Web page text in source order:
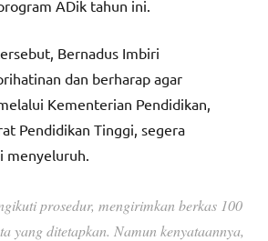
ADik tahun ini.
Bernadus Imbiri
dan berharap agar
Kementerian Pendidikan,
Pendidikan Tinggi, segera
menyeluruh.
prosedur, mengirimkan berkas 100
yang ditetapkan. Namun kenyataannya,